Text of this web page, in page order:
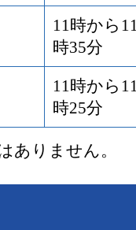
11時から11
時35分
11時から11
時25分
ありません。